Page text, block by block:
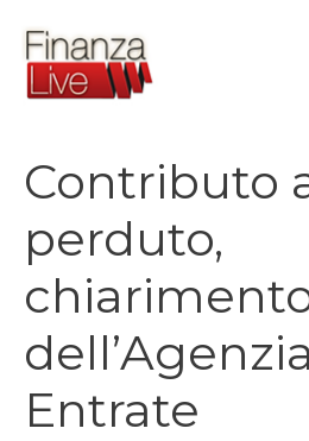
contenuto
Contributo
perduto,
Entrate